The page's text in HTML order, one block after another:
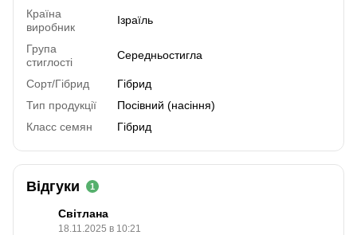
Країна
виробник
Ізраїль
Група
стиглості
Середньостигла
Сорт/Гібрид
Гібрид
Тип продукції
Посівний (насіння)
Класс семян
Гібрид
Відгуки 1
Світлана
18.11.2025 в 10:21